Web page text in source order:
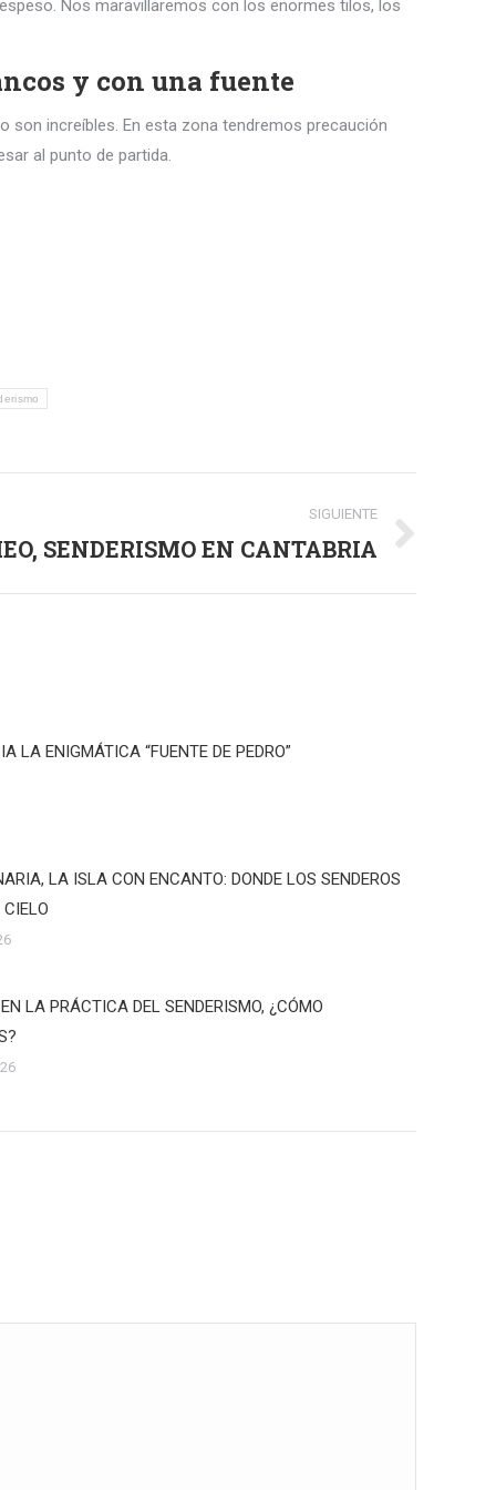
Nos maravillaremos con los enormes tilos, los
y con una fuente
son increíbles. En esta zona tendremos precaución
al punto de partida.
SIGUIENTE
SENDERISMO EN CANTABRIA
LA ENIGMÁTICA “FUENTE DE PEDRO”
LA ISLA CON ENCANTO: DONDE LOS SENDEROS
LA PRÁCTICA DEL SENDERISMO, ¿CÓMO